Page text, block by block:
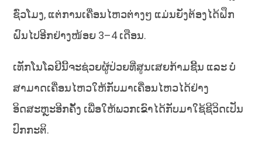
ຊົ່ວໂມງ, ແຕ່ການເຄື່ອນໄຫວຕ່າງໆ ແມ່ນຍັງຕ້ອງໄດ້ຝຶກ
ຝົນໄປອີກຢ່າງໜ້ອຍ 3–4 ເດືອນ.
ເທັກໂນໂລຢີນີ້ຈະຊ່ວຍຜູ້ປ່ວຍທີ່ສູນເສຍກ້າມຊີ້ນ ແລະ ບໍ່
ສາມາດເຄື່ອນໄຫວໃຫ້ກັບມາເຄື່ອນໄຫວໄດ້ຢ່າງ
ອິດສະຫຼະອີກຄັ້ງ ເພື່ອໃຫ້ພວກເຂົາໄດ້ກັບມາໃຊ້ຊີວິດເປັນ
ປົກກະຕິ.